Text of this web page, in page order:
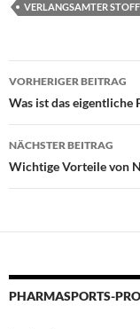
VERLANGSAMTER
VORHERIGER BEITRAG
Was ist das eigentliche
NÄCHSTER BEITRAG
Wichtige Vorteile von
PHARMASPORTS-